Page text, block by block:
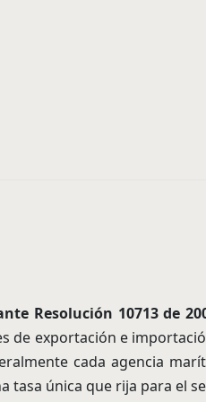
Resolución 10713 de
exportación e
cada agencia
única que rija para el